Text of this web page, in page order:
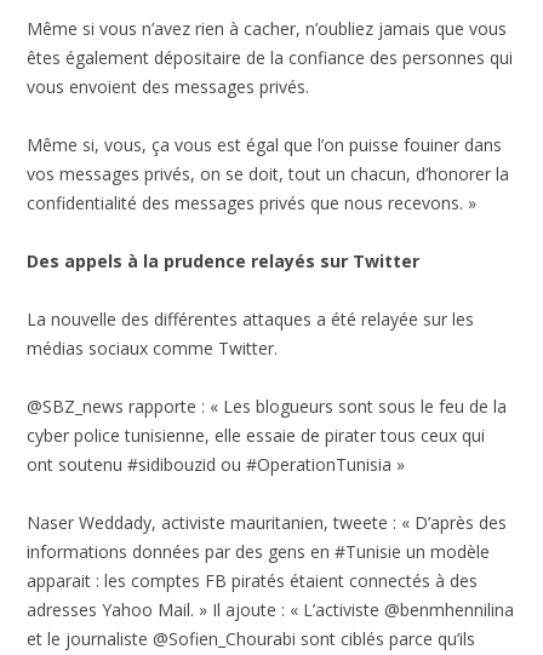
Même si vous n’avez rien à cacher, n’oubliez jamais que vous
êtes également dépositaire de la confiance des personnes qui
vous envoient des messages privés.
Même si, vous, ça vous est égal que l’on puisse fouiner dans
vos messages privés, on se doit, tout un chacun, d’honorer la
confidentialité des messages privés que nous recevons. »
Des appels à la prudence relayés sur Twitter
La nouvelle des différentes attaques a été relayée sur les
médias sociaux comme Twitter.
@SBZ_news rapporte : « Les blogueurs sont sous le feu de la
cyber police tunisienne, elle essaie de pirater tous ceux qui
ont soutenu #sidibouzid ou #OperationTunisia »
Naser Weddady, activiste mauritanien, tweete : « D’après des
informations données par des gens en #Tunisie un modèle
apparait : les comptes FB piratés étaient connectés à des
adresses Yahoo Mail. » Il ajoute : « L’activiste @benmhennilina
et le journaliste @Sofien_Chourabi sont ciblés parce qu’ils